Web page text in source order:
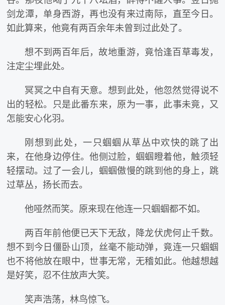
剑龙潭，单身西游，再也没有来过南际，直至今日。
如此算来，他竟有两百余年未曾到过此处了。
想不到两百年后，故地重游，竟恰逢百草毒发，
注定尘埋此处。
冥冥之中自有天意。想到此处，他忽然觉得说不
出的轻松。只是此番东来，原为一事，此事未竟，又
怎能安心化羽。
刚想到此处，一只蝈蝈从草丛中欢快的跳了出
来，在他身边停住。他侧过脸，蝈蝈瞪着他，触须轻
轻摆动。过了一会儿，蝈蝈傲慢的跳到他的身上，跳
过草丛，扬长而去。
他哑然而笑。原来现在他连一只蝈蝈都不如。
两百年前他便已天下无敌，降龙伏虎何止千数。
想不到今日僵卧山顶，丝毫不能动弹，竟连一只蝈蝈
也不将他放在眼中，世事无常，无稽如此。他越想越
是好笑，忍不住放声大笑。
笑声浩荡，林鸟惊飞。